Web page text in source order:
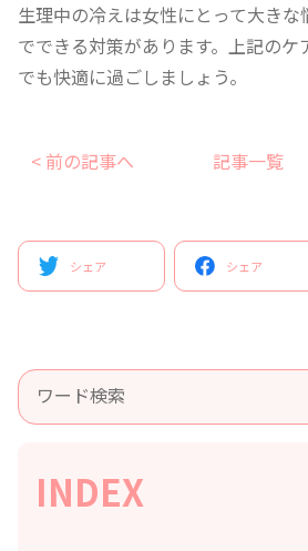
生理中の冷えは女性にとって大き
でできる対策があります。上記の
でも快適に過ごしましょう。
< 前の記事へ 記事一覧
シェア シェア
INDEX